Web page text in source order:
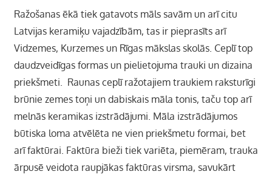
Ražošanas ēkā tiek gatavots māls savām un arī citu
Latvijas keramiķu vajadzībām, tas ir pieprasīts arī
Vidzemes, Kurzemes un Rīgas mākslas skolās. Ceplī top
daudzveidīgas formas un pielietojuma trauki un dizaina
priekšmeti. Raunas ceplī ražotajiem traukiem raksturīgi
brūnie zemes toņi un dabiskais māla tonis, taču top arī
melnās keramikas izstrādājumi. Māla izstrādājumos
būtiska loma atvēlēta ne vien priekšmetu formai, bet
arī faktūrai. Faktūra bieži tiek variēta, piemēram, trauka
ārpusē veidota raupjākas faktūras virsma, savukārt